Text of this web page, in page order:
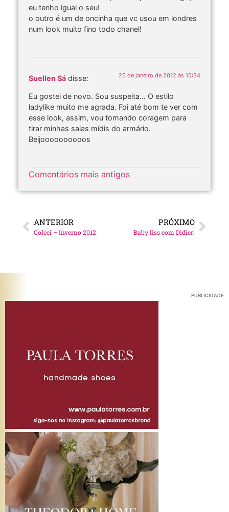
eu tenho igual o seu!
o outro é um de oncinha que vc usou em londres
num look muito fino todo chanel!
Suellen Sá disse: 25 de janeiro de 2012 às 15:34
Eu gostei de novo. Sou suspeita… O estilo
ladylike muito me agrada. Foi até bom te ver com
esse look, assim, vou tomando coragem para
tirar minhas saias mídis do armário.
Beijoooooooooos
Comentários mais antigos
ANTERIOR
Colcci – Inverno 2012
PRÓXIMO
Baby liss com Didier!
PUBLICIDADE